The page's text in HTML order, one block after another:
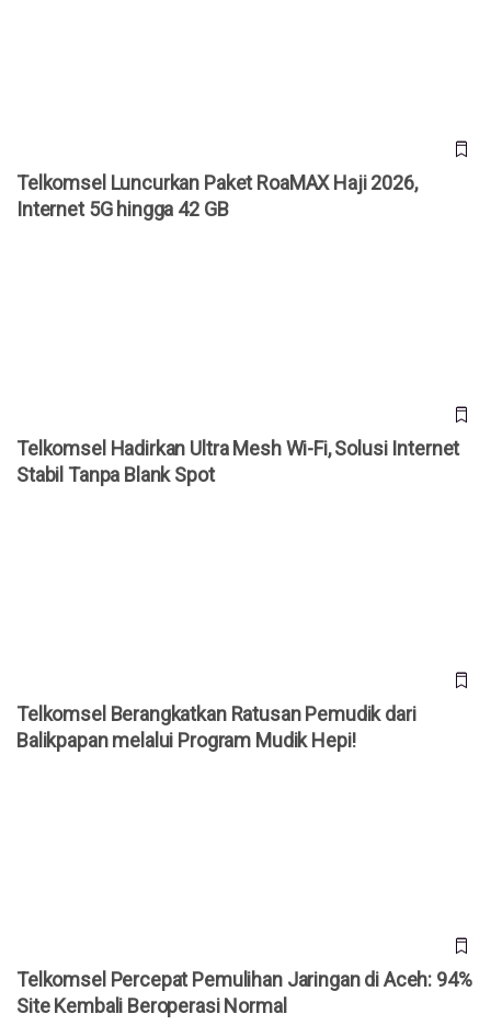
Telkomsel Luncurkan Paket RoaMAX Haji 2026,
Internet 5G hingga 42 GB
Telkomsel Hadirkan Ultra Mesh Wi-Fi, Solusi Internet
Stabil Tanpa Blank Spot
Telkomsel Berangkatkan Ratusan Pemudik dari
Balikpapan melalui Program Mudik Hepi!
Telkomsel Percepat Pemulihan Jaringan di Aceh: 94%
Site Kembali Beroperasi Normal